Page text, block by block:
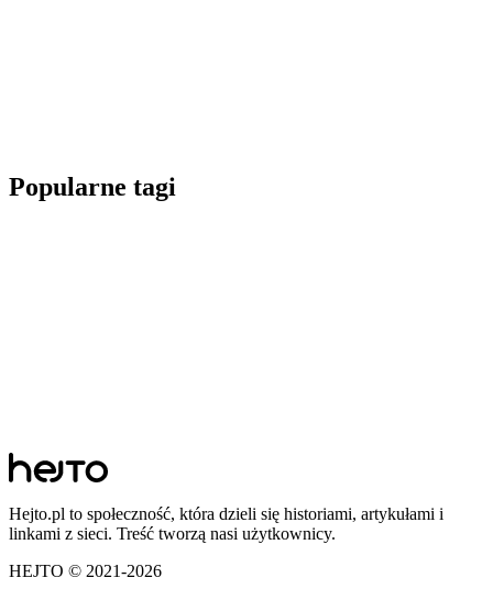
Popularne tagi
Hejto.pl to społeczność, która dzieli się historiami, artykułami i
linkami z sieci. Treść tworzą nasi użytkownicy.
HEJTO © 2021-2026